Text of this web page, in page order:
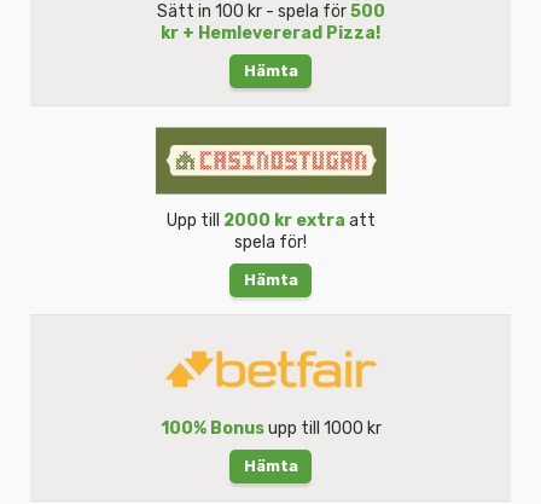
Sätt in 100 kr - spela för500
kr + Hemlevererad Pizza!
Hämta
Upp till 2000 kr extra att
spela för!
Hämta
100% Bonusupp till 1000 kr
Hämta